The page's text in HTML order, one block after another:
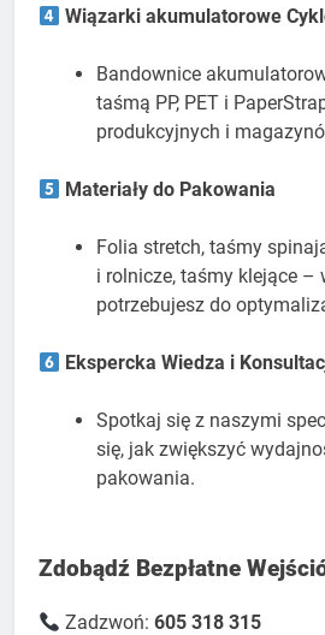
Wiązarki akumulatorowe
Bandownice
taśmą PP, PET i
produkcyjnych i
Materiały do Pakowania
Folia stretch, taśmy
i rolnicze, taśmy klejące –
potrzebujesz do
Ekspercka Wiedza i
Spotkaj się z naszymi
się, jak zwiększyć
pakowania.
Zdobądź Bezpłatne
Zadzwoń:605 318 315